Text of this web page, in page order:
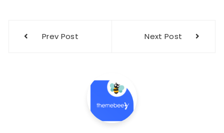
Post
navigation
Prev Post Next Post